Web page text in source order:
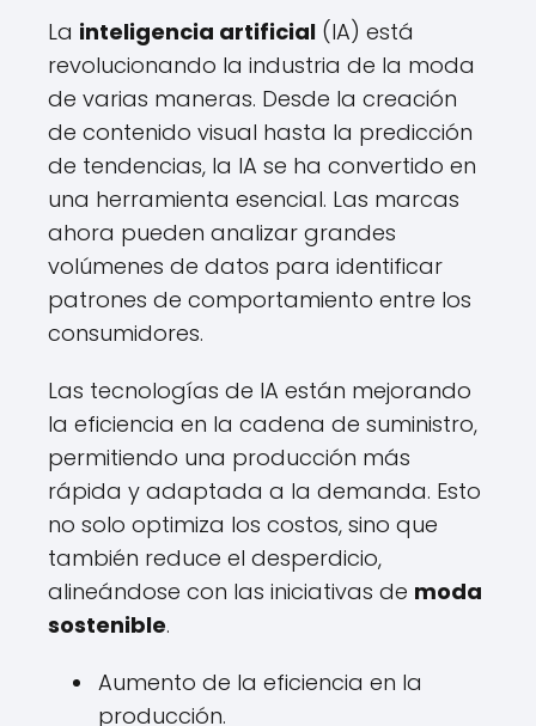
La inteligencia artificial (IA) está
revolucionando la industria de la moda
de varias maneras. Desde la creación
de contenido visual hasta la predicción
de tendencias, la IA se ha convertido en
una herramienta esencial. Las marcas
ahora pueden analizar grandes
volúmenes de datos para identificar
patrones de comportamiento entre los
consumidores.
Las tecnologías de IA están mejorando
la eficiencia en la cadena de suministro,
permitiendo una producción más
rápida y adaptada a la demanda. Esto
no solo optimiza los costos, sino que
también reduce el desperdicio,
alineándose con las iniciativas de moda
sostenible.
Aumento de la eficiencia en la
producción.